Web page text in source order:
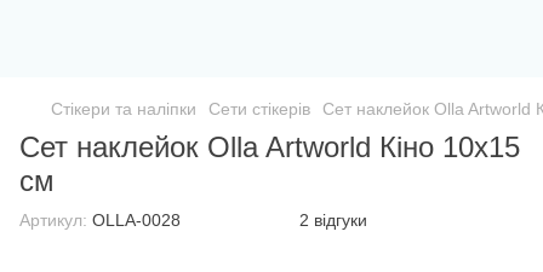
Стікери та наліпки Сети стікерів Сет наклейок Olla Artworld
Сет наклейок Olla Artworld Кіно 10х15
см
Артикул: OLLA-0028 2 відгуки